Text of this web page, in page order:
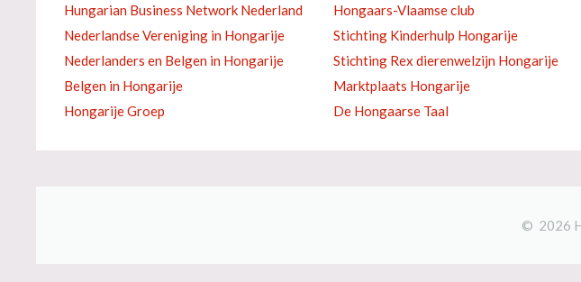
Hungarian Business Network Nederland
Hongaars-Vlaamse club
Nederlandse Vereniging in Hongarije
Stichting Kinderhulp Hongarije
Nederlanders en Belgen in Hongarije
Stichting Rex dierenwelzijn Hongarije
Belgen in Hongarije
Marktplaats Hongarije
Hongarije Groep
De Hongaarse Taal
© 2026